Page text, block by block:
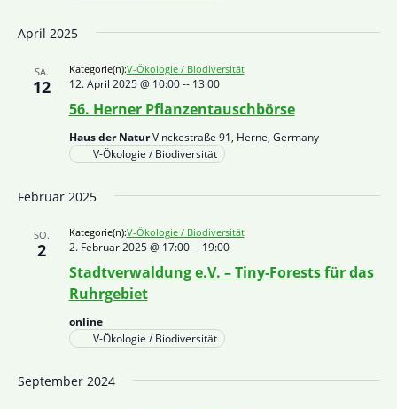
April 2025
SA.
12
56. Herner Pflanzentauschbörse
12. April 2025 @ 10:00-- 13:00
Kategorie(n):V-Ökologie / Biodiversität
Haus der NaturVinckestraße 91, Herne, Germany
V-Ökologie / Biodiversität
Februar 2025
SO.
2
Stadtverwaldung e.V. – Tiny‐Forests für das
Ruhrgebiet
2. Februar 2025 @ 17:00-- 19:00
Kategorie(n):V-Ökologie / Biodiversität
online
V-Ökologie / Biodiversität
September 2024